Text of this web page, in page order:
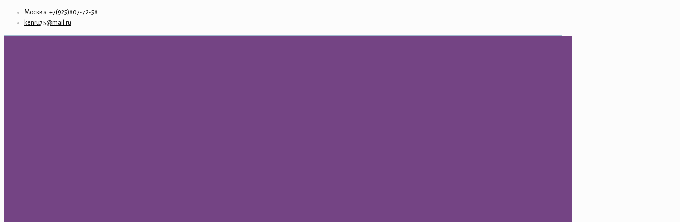
Москва: +7(925)807-72-58
kenru75@mail.ru